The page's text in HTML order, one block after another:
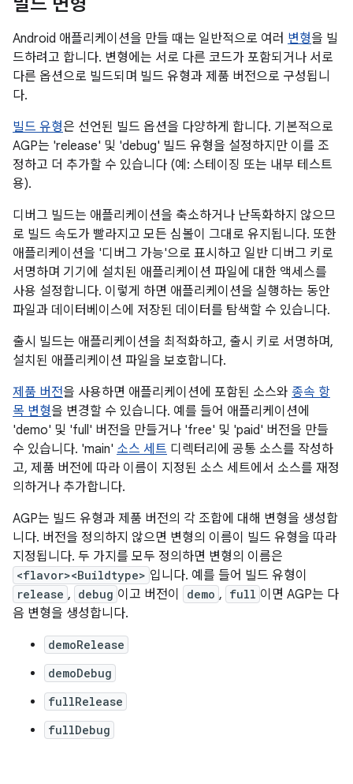
Android 애플리케이션을 만들 때는 일반적으로 여러 변형을 빌
드하려고 합니다. 변형에는 서로 다른 코드가 포함되거나 서로
다른 옵션으로 빌드되며 빌드 유형과 제품 버전으로 구성됩니
다.
빌드 유형은 선언된 빌드 옵션을 다양하게 합니다. 기본적으로
AGP는 'release' 및 'debug' 빌드 유형을 설정하지만 이를 조
정하고 더 추가할 수 있습니다 (예: 스테이징 또는 내부 테스트
용).
디버그 빌드는 애플리케이션을 축소하거나 난독화하지 않으므
로 빌드 속도가 빨라지고 모든 심볼이 그대로 유지됩니다. 또한
애플리케이션을 '디버그 가능'으로 표시하고 일반 디버그 키로
서명하며 기기에 설치된 애플리케이션 파일에 대한 액세스를
사용 설정합니다. 이렇게 하면 애플리케이션을 실행하는 동안
파일과 데이터베이스에 저장된 데이터를 탐색할 수 있습니다.
출시 빌드는 애플리케이션을 최적화하고, 출시 키로 서명하며,
설치된 애플리케이션 파일을 보호합니다.
제품 버전을 사용하면 애플리케이션에 포함된 소스와 종속 항
목 변형을 변경할 수 있습니다. 예를 들어 애플리케이션에
'demo' 및 'full' 버전을 만들거나 'free' 및 'paid' 버전을 만들
수 있습니다. 'main' 소스 세트 디렉터리에 공통 소스를 작성하
고, 제품 버전에 따라 이름이 지정된 소스 세트에서 소스를 재정
의하거나 추가합니다.
AGP는 빌드 유형과 제품 버전의 각 조합에 대해 변형을 생성합
니다. 버전을 정의하지 않으면 변형의 이름이 빌드 유형을 따라
지정됩니다. 두 가지를 모두 정의하면 변형의 이름은
<flavor><Buildtype> 입니다. 예를 들어 빌드 유형이
release , debug 이고 버전이 demo , full 이면 AGP는 다
음 변형을 생성합니다.
demoRelease
demoDebug
fullRelease
fullDebug